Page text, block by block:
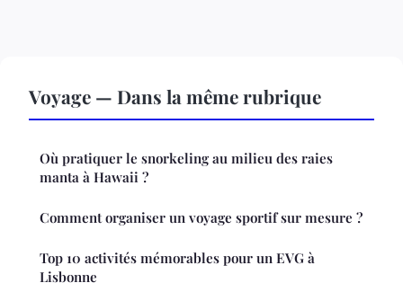
Voyage — Dans la même rubrique
Où pratiquer le snorkeling au milieu des raies
manta à Hawaii ?
Comment organiser un voyage sportif sur mesure ?
Top 10 activités mémorables pour un EVG à
Lisbonne